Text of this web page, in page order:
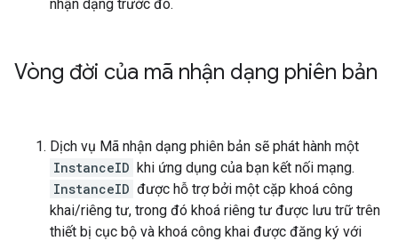
nhận dạng trước đó.
Vòng đời của mã nhận dạng phiên bản
Dịch vụ Mã nhận dạng phiên bản sẽ phát hành một
InstanceID khi ứng dụng của bạn kết nối mạng.
InstanceID được hỗ trợ bởi một cặp khoá công
khai/riêng tư, trong đó khoá riêng tư được lưu trữ trên
thiết bị cục bộ và khoá công khai được đăng ký với